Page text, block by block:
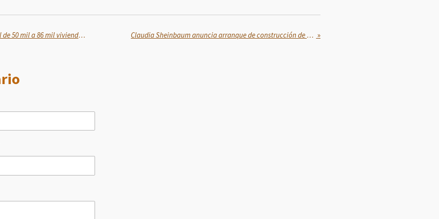
Se incrementa el objetivo inicial de 50 mil a 86 mil viviendas en 2025 del Programa de Vivienda para el Bienestar Claudia Sheinbaum anuncia arranque de construcción de 160 mil 336 viviendas entre febrero y junio de 2025 »